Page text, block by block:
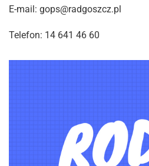
E-mail: gops@radgoszcz.pl
Telefon: 14 641 46 60